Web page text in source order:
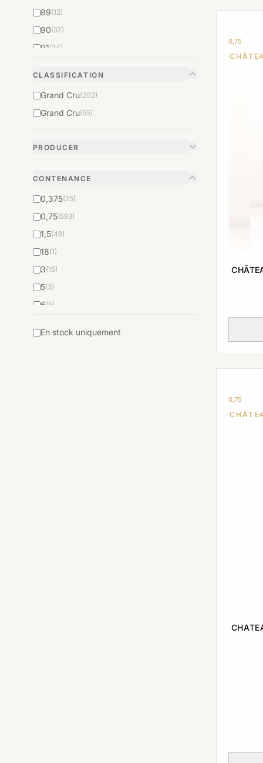
89(12)
90(37)
91(34)
94(86)
95(97)
96
98+
99
N/A
CLASSIFICATION
Grand Cru(202)
Grand Cru(55)
PRODUCER
CONTENANCE
0,375(25)
0,75(593)
1,5(48)
18(1)
3(15)
5(3)
6(5)
En stock uniquement
0,75
0,75